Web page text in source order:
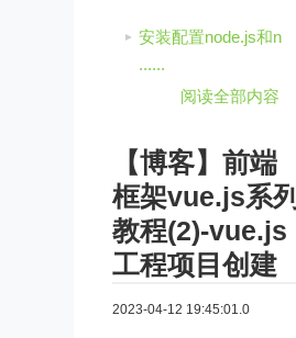
安装配置node.js和n
......
阅读全部内容
【博客】前端
框架vue.js系列
教程(2)-vue.js
工程项目创建
2023-04-12 19:45:01.0